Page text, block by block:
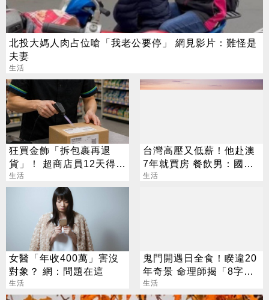
北投大媽人肉占位嗆「我老公要停」 網見影片：難怪是
夫妻
生活
狂買金飾「拆包裹再退
貨」！ 超商店員12天得手
39萬 下場出爐
生活
台灣高壓又低薪！他赴澳
7年就買房 餐飲男：國外
月亮真的比較圓
生活
女醫「年收400萬」害沒
對象？ 網：問題在這
生活
鬼門開遇日全食！睽違20
年奇景 命理師揭「8字」
叮囑
生活